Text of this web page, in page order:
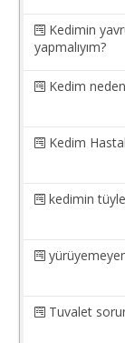
Kedimin
yapmalıyım?
Kedim
Kedim
kedimin
Tuvalet